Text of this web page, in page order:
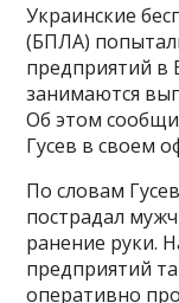
Украинские
(БПЛА)
предприятий в
занимаются
Об этом
Гусев в своем
По словам
пострадал
ранение руки.
предприятий
оперативно